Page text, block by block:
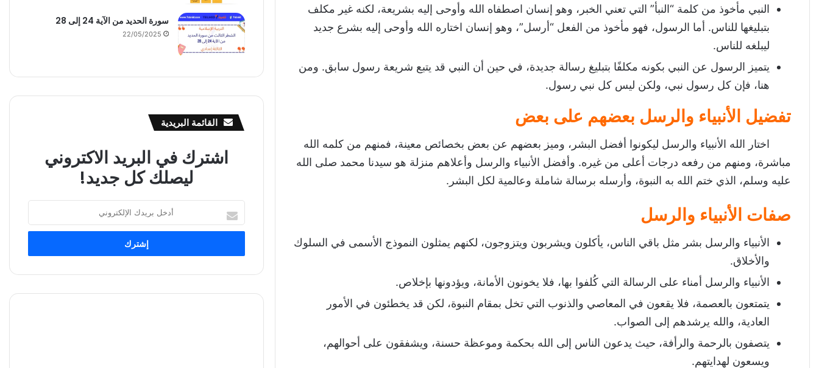
النبي مأخوذ من كلمة “النبأ” التي تعني الخبر، وهو إنسان اصطفاه الله وأوحى إليه بشريعة، لكنه غير مكلف
بتبليغها للناس. أما الرسول، فهو مأخوذ من الفعل “أرسل”، وهو إنسان اختاره الله وأوحى إليه بشرع جديد
ليبلغه للناس.
يتميز الرسول عن النبي بكونه مكلفًا بتبليغ رسالة جديدة، في حين أن النبي قد يتبع شريعة رسول سابق. ومن
هنا، فإن كل رسول نبي، ولكن ليس كل نبي رسول.
تفضيل الأنبياء والرسل بعضهم على بعض
اختار الله الأنبياء والرسل ليكونوا أفضل البشر، وميز بعضهم عن بعض بخصائص معينة، فمنهم من كلمه الله
مباشرة، ومنهم من رفعه درجات أعلى من غيره. وأفضل الأنبياء والرسل وأعلاهم منزلة هو سيدنا محمد صلى الله
عليه وسلم، الذي ختم الله به النبوة، وأرسله برسالة شاملة وعالمية لكل البشر.
صفات الأنبياء والرسل
الأنبياء والرسل بشر مثل باقي الناس، يأكلون ويشربون ويتزوجون، لكنهم يمثلون النموذج الأسمى في السلوك
والأخلاق.
الأنبياء والرسل أمناء على الرسالة التي كُلفوا بها، فلا يخونون الأمانة، ويؤدونها بإخلاص.
يتمتعون بالعصمة، فلا يقعون في المعاصي والذنوب التي تخل بمقام النبوة، لكن قد يخطئون في الأمور
العادية، والله يرشدهم إلى الصواب.
يتصفون بالرحمة والرأفة، حيث يدعون الناس إلى الله بحكمة وموعظة حسنة، ويشفقون على أحوالهم،
ويسعون لهدايتهم.
سورة الحديد من الآية 24 إلى 28
22/05/2025
القائمة البريدية
اشترك في البريد الاكتروني
ليصلك كل جديد!
بريدك